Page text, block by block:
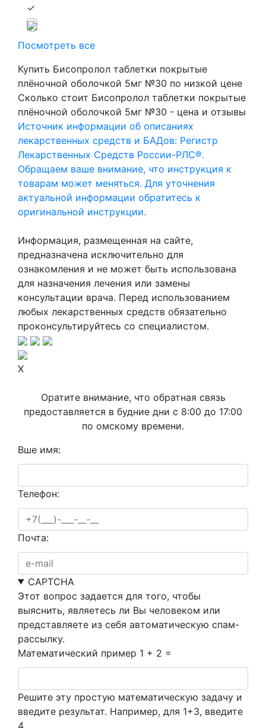
✓
Посмотреть все
Купить Бисопролол таблетки покрытые
плёночной оболочкой 5мг №30 по низкой цене
Сколько стоит Бисопролол таблетки покрытые
плёночной оболочкой 5мг №30 - цена и отзывы
Источник информации об описаниях
лекарственных средств и БАДов: Регистр
Лекарственных Средств России-РЛС®.
Обращаем ваше внимание, что инструкция к
товарам может меняться. Для уточнения
актуальной информации обратитесь к
оригинальной инструкции.
Информация, размещенная на сайте,
предназначена исключительно для
ознакомления и не может быть использована
для назначения лечения или замены
консультации врача. Перед использованием
любых лекарственных средств обязательно
проконсультируйтесь со специалистом.
X
Оратите внимание, что обратная связь
предоставляется в будние дни с 8:00 до 17:00
по омскому времени.
Вше имя:
Телефон:
Почта:
CAPTCHA
Этот вопрос задается для того, чтобы
выяснить, являетесь ли Вы человеком или
представляете из себя автоматическую спам-
рассылку.
Математический пример 1 + 2 =
Решите эту простую математическую задачу и
введите результат. Например, для 1+3, введите
4.